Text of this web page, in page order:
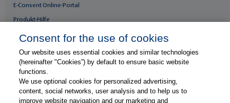
E-Consent Online-Portal
Produkt-Hilfe
Whitepaper & Infomaterial
Unser Unternehmen
Presse & News
Karriere
Consent for the use of cookies
Our website uses essential cookies and similar technologies
(hereinafter "Cookies”) by default to ensure basic website
functions.
We use optional cookies for personalized advertising,
content, social networks, user analysis and to help us to
improve website navigation and our marketing and